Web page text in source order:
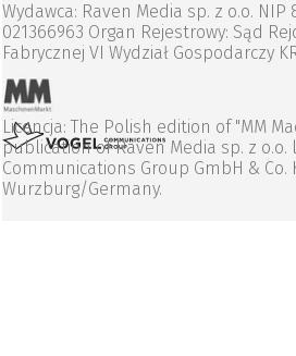
Wydawca: Raven Media sp. z o.o. NIP
021366963 Organ Rejestrowy: Sąd
Fabrycznej VI Wydział Gospodarczy
Licencja: The Polish edition of "MM
publication of Raven Media sp. z o.o.
Communications Group GmbH & Co.
Wurzburg/Germany.